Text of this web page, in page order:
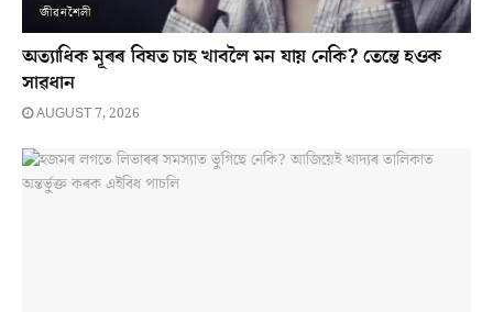
জীৱনশৈলী
অত্যাধিক মূৰৰ বিষত চাহ খাবলৈ মন যায় নেকি? তেন্তে হওক
সাৱধান
AUGUST 7, 2026